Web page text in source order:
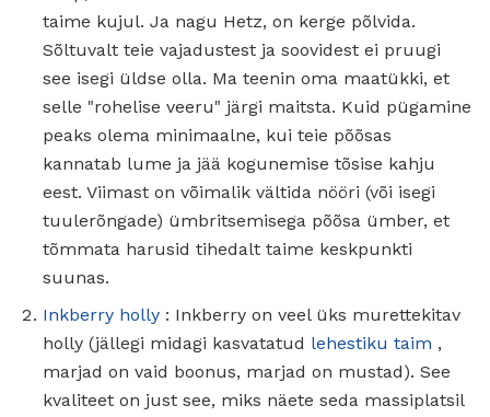
taime kujul. Ja nagu Hetz, on kerge põlvida.
Sõltuvalt teie vajadustest ja soovidest ei pruugi
see isegi üldse olla. Ma teenin oma maatükki, et
selle "rohelise veeru" järgi maitsta. Kuid pügamine
peaks olema minimaalne, kui teie põõsas
kannatab lume ja jää kogunemise tõsise kahju
eest. Viimast on võimalik vältida nööri (või isegi
tuulerõngade) ümbritsemisega põõsa ümber, et
tõmmata harusid tihedalt taime keskpunkti
suunas.
Inkberry holly : Inkberry on veel üks murettekitav
holly (jällegi midagi kasvatatud lehestiku taim ,
marjad on vaid boonus, marjad on mustad). See
kvaliteet on just see, miks näete seda massiplatsil